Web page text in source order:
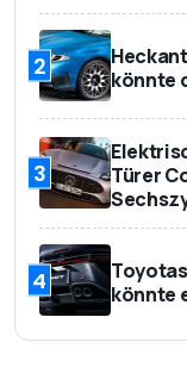
2
könnte
3
Türer
4
könnte